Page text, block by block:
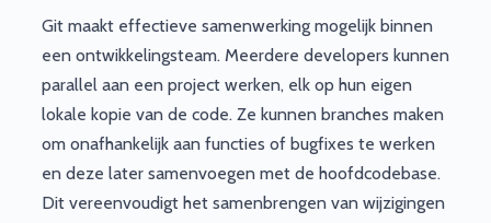
Git maakt effectieve samenwerking mogelijk binnen
een ontwikkelingsteam. Meerdere developers kunnen
parallel aan een project werken, elk op hun eigen
lokale kopie van de code. Ze kunnen branches maken
om onafhankelijk aan functies of bugfixes te werken
en deze later samenvoegen met de hoofdcodebase.
Dit vereenvoudigt het samenbrengen van wijzigingen